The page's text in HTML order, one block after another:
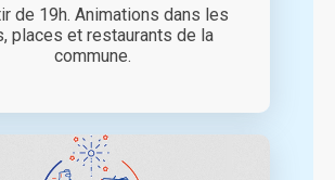
de 19h. Animations dans les
places et restaurants de la
commune.